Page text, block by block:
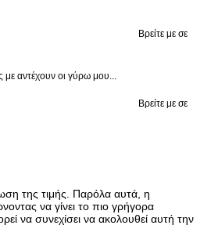
Βρείτε με σε
αντέχουν οι γύρω μου...
Βρείτε με σε
της τιμής. Παρόλα αυτά, η
να γίνει το πιο γρήγορα
να συνεχίσει να ακολουθεί αυτή την